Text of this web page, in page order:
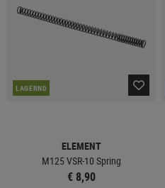
LAGERND
ELEMENT
M125 VSR-10 Spring
€ 8,90